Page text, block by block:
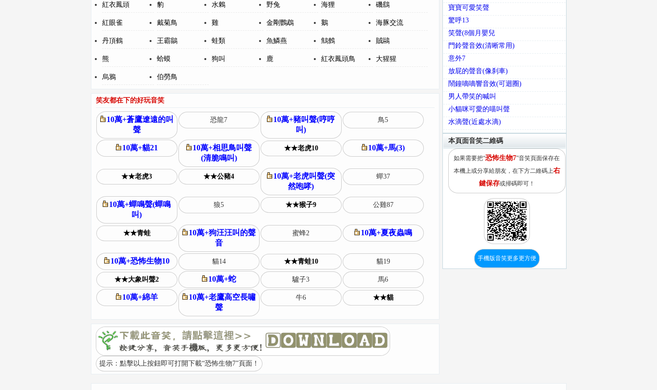
紅衣鳳頭 豹 水鶇 野兔 海狸 磯鷂
紅眼雀 戴菊鳥 雞 金剛鸚鵡 鵝 海豚交流
丹頂鶴 王霸鶲 蛙類 魚鱗燕 鷦鷯 賊鷗
熊 蛤蟆 狗叫 鹿 紅衣鳳頭鳥 大猩猩
烏鴉 伯勞鳥
笑友都在下的好玩音笑
10萬+蒼鷹遼遠的叫
聲
恐龍7
10萬+豬叫聲(哼哼
叫)
鳥5
10萬+貓21
10萬+相思鳥叫聲
(清脆鳴叫)
★★老虎10 10萬+馬(3)
★★老虎3 ★★公豬4
10萬+老虎叫聲(突
然咆哮)
蟬37
10萬+蟬鳴聲(蟬鳴
叫)
狼5 ★★猴子9 公雞87
★★青蛙
10萬+狗汪汪叫的聲
音
蜜蜂2 10萬+夏夜蟲鳴
10萬+恐怖生物10 貓14 ★★青蛙10 貓19
★★大象叫聲2 10萬+蛇 驢子3 馬6
10萬+綿羊
10萬+老鷹高空長嘯
聲
牛6 ★★貓
提示：點擊以上按鈕即可打開下載“恐怖生物7”頁面！
寶寶可愛笑聲
驚呼13
笑聲(8個月嬰兒
門鈴聲音效(清晰常用)
意外7
放屁的聲音(像刹車)
鬧鐘嘀嘀響音效(可迴圈)
男人帶笑的喊叫
小貓咪可愛的喵叫聲
水滴聲(近處水滴)
本頁面音笑二維碼
如果需要把“恐怖生物7”音笑頁面保存在
本機上或分享給朋友，在下方二維碼上右
鍵保存或掃碼即可！
手機版音笑更多更方便